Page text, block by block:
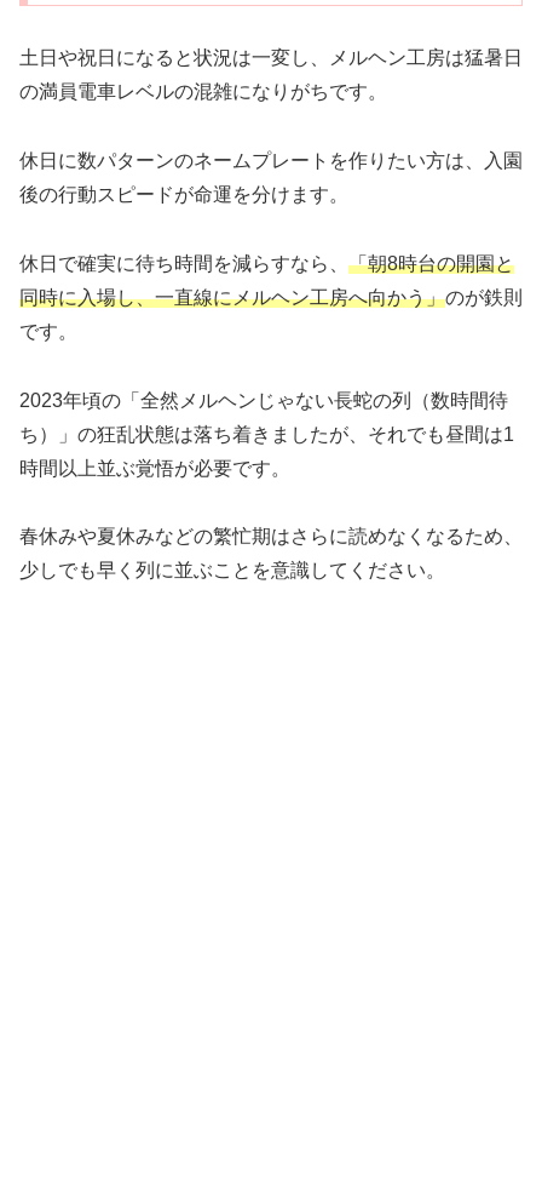
土日や祝日になると状況は一変し、メルヘン工房は猛暑日
の満員電車レベルの混雑になりがちです。
休日に数パターンのネームプレートを作りたい方は、入園
後の行動スピードが命運を分けます。
休日で確実に待ち時間を減らすなら、 「朝8時台の開園と
同時に入場し、一直線にメルヘン工房へ向かう」のが鉄則
です。
2023年頃の「全然メルヘンじゃない長蛇の列（数時間待
ち）」の狂乱状態は落ち着きましたが、それでも昼間は1
時間以上並ぶ覚悟が必要です。
春休みや夏休みなどの繁忙期はさらに読めなくなるため、
少しでも早く列に並ぶことを意識してください。